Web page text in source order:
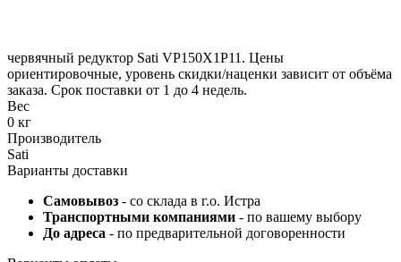
червячный редуктор Sati VP150X1P11. Цены
ориентировочные, уровень скидки/наценки зависит от объёма
заказа. Срок поставки от 1 до 4 недель.
Вес
0 кг
Производитель
Sati
Варианты доставки
Самовывоз - со склада в г.о. Истра
Транспортными компаниями - по вашему выбору
До адреса - по предварительной договоренности